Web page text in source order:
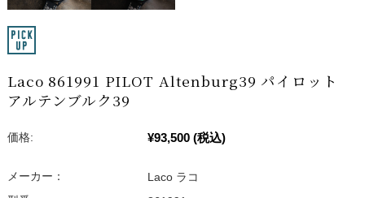
Laco 861991 PILOT Altenburg39 パイロット
アルテンブルク39
価格: ¥93,500 (税込)
メーカー：
Laco ラコ